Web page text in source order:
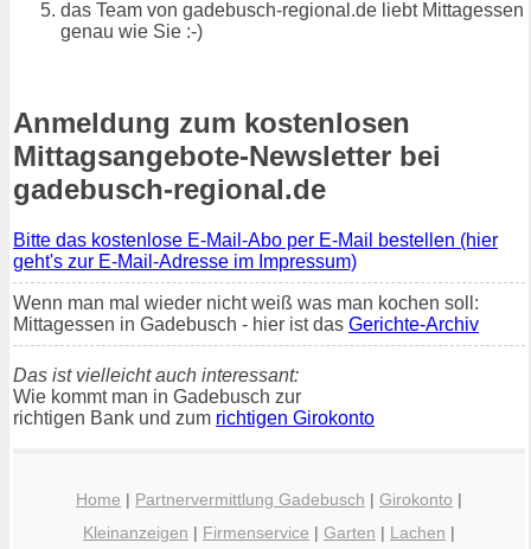
das Team von gadebusch-regional.de liebt Mittagessen
genau wie Sie :-)
Anmeldung zum kostenlosen
Mittagsangebote-Newsletter bei
gadebusch-regional.de
Bitte das kostenlose E-Mail-Abo per E-Mail bestellen (hier
geht's zur E-Mail-Adresse im Impressum)
Wenn man mal wieder nicht weiß was man kochen soll:
Mittagessen in Gadebusch - hier ist das Gerichte-Archiv
Das ist vielleicht auch interessant:
Wie kommt man in Gadebusch zur
richtigen Bank und zum richtigen Girokonto
Home | Partnervermittlung Gadebusch | Girokonto |
Kleinanzeigen | Firmenservice | Garten | Lachen |